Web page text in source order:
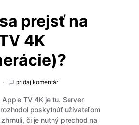
prejsť na
4K
pridaj komentár
Apple TV 4K je tu. Server
poskytnúť užívateľom
či je nutný prechod na